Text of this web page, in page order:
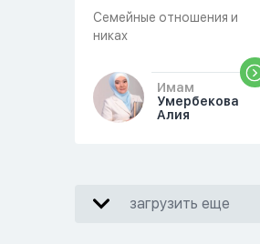
разбудила мужа и
рассказала ему, что со
происходит,он потом
обратно ложился спать
это было около
плохо. Он ответил: «Я
Семейные отношения и
никах
Имам
Умербекова
Алия
загрузить еще